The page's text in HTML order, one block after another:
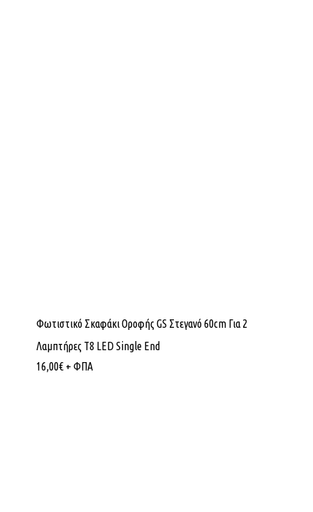
Φωτιστικό Σκαφάκι Οροφής GS Στεγανό 60cm Για 2
Λαμπτήρες Τ8 LED Single End
16,00€ + ΦΠΑ